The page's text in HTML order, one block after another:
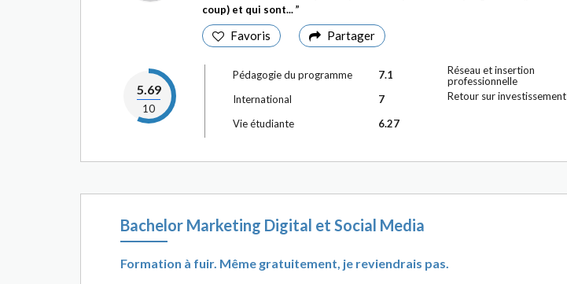
coup) et qui sont...
Favoris Partager
5.69
10
Pédagogie du programme
7.1
International
7
Vie étudiante
6.27
Réseau et insertion
professionnelle
Retour sur investissement
Bachelor Marketing Digital et Social Media
Formation à fuir. Même gratuitement, je reviendrais pas.